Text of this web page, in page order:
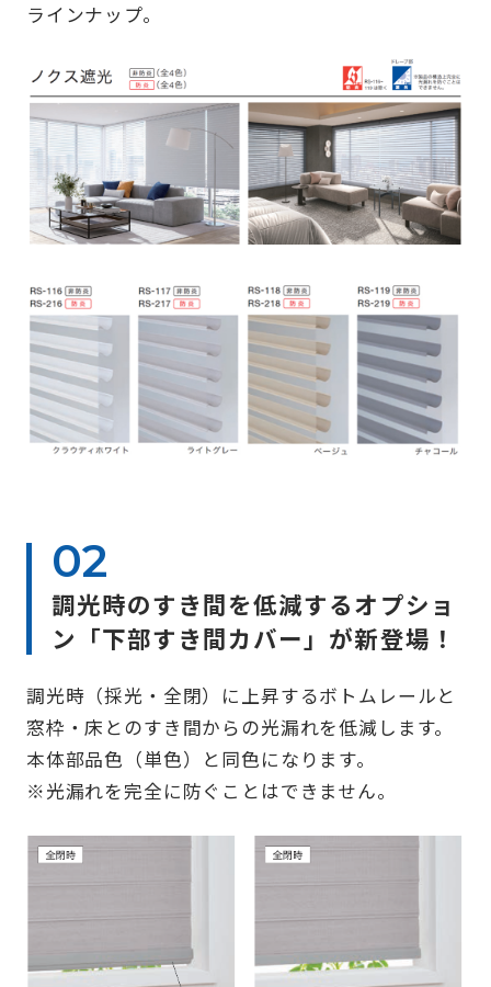
ラインナップ。
調光時のすき間を低減するオプショ
ン「下部すき間カバー」が新登場！
調光時（採光・全閉）に上昇するボトムレールと
窓枠・床とのすき間からの光漏れを低減します。
本体部品色（単色）と同色になります。
※光漏れを完全に防ぐことはできません。